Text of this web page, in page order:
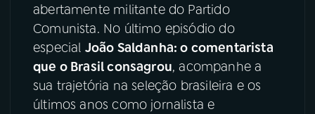
abertamente militante do Partido
Comunista. No último episódio do
especial João Saldanha: o comentarista
que o Brasil consagrou, acompanhe a
sua trajetória na seleção brasileira e os
últimos anos como jornalista e